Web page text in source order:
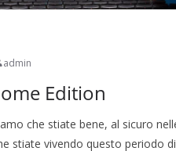
admin
Edition
che stiate bene, al sicuro
stiate vivendo questo periodo di